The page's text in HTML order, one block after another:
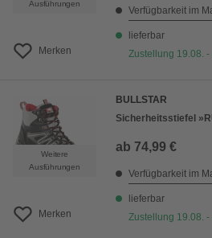
Ausführungen
Merken
Verfügbarkeit im
lieferbar
Zustellung 19.08. -
Weitere
Ausführungen
Merken
BULLSTAR
Sicherheitsstiefel
ab 74,99 €
Verfügbarkeit im
lieferbar
Zustellung 19.08. -